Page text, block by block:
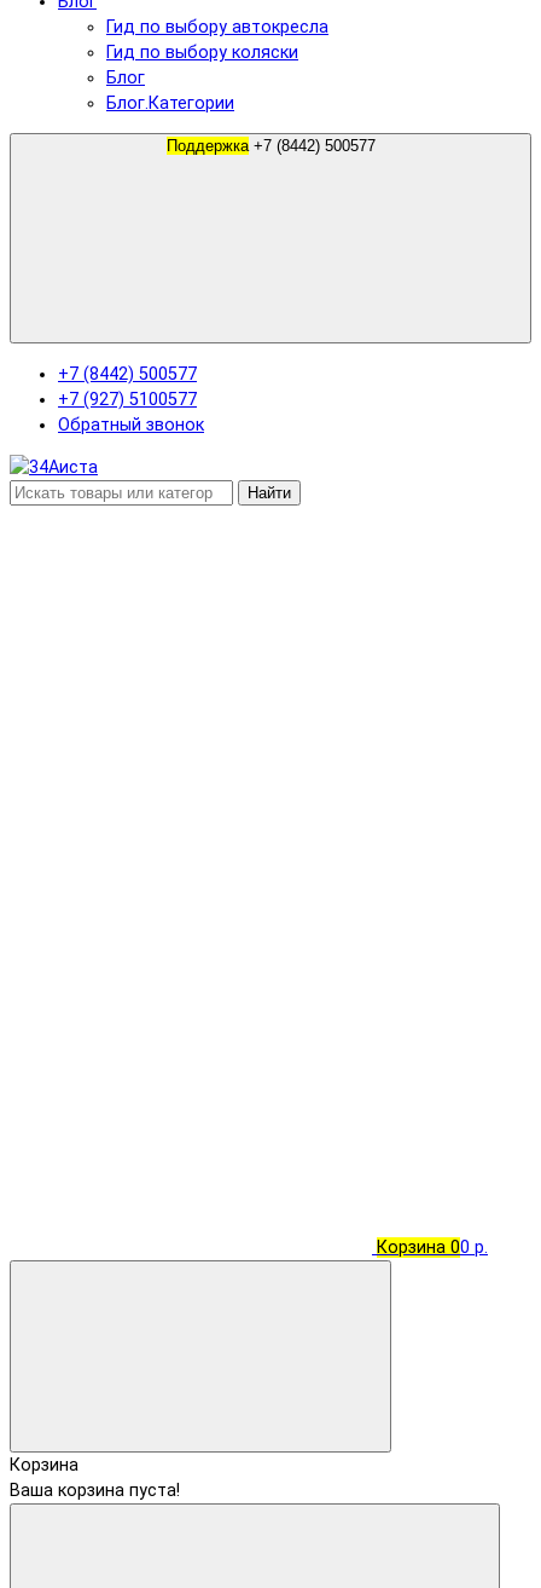
Гид по выбору автокресла
Гид по выбору коляски
Блог
Блог.Категории
Поддержка +7 (8442) 500577
+7 (8442) 500577
+7 (927) 5100577
Обратный звонок
Найти
Корзина 00 р.
Корзина
Ваша корзина пуста!